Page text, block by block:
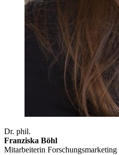
Dr. phil.
Franziska Böhl
Mitarbeiterin Forschungsmarketing